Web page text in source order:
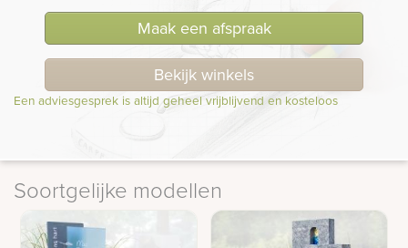
Maak een afspraak
Bekijk winkels
Een adviesgesprek is altijd geheel vrijblijvend en kosteloos
Soortgelijke modellen